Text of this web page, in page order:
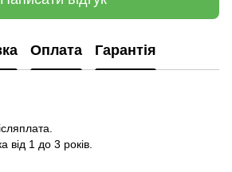
Оплата Гарантія
від 1 до 3 років.